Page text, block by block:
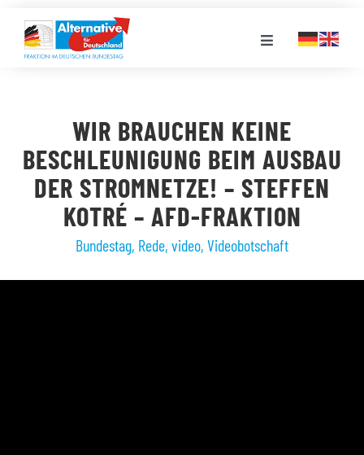
Inhalt
springen
Toggle
LANDESGRUPPEN
VERANSTALTUNGEN
WIR BRAUCHEN KEINE
BESCHLEUNIGUNG BEIM AUSBAU
DER STROMNETZE! – STEFFEN
KOTRÉ – AFD-FRAKTION
Bundestag, Rede, video, Videobotschaft